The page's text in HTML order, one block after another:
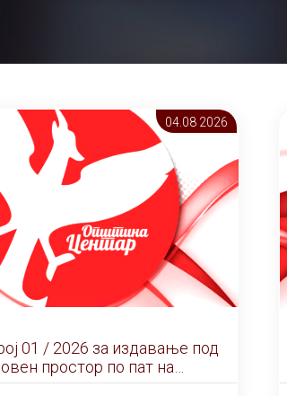
04.08 2026
01 / 2026 за издавање под
простор по пат на
ЈАВНО НАДДАВАЊЕ